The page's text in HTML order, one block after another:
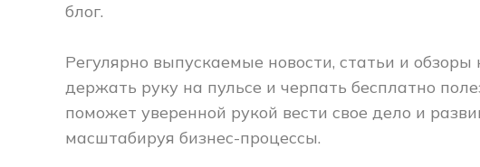
блог.
Регулярно выпускаемые новости, статьи и
держать руку на пульсе и черпать бесплатно
поможет уверенной рукой вести свое дело и
масштабируя бизнес-процессы.